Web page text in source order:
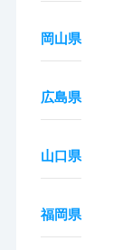
岡山県
広島県
山口県
福岡県